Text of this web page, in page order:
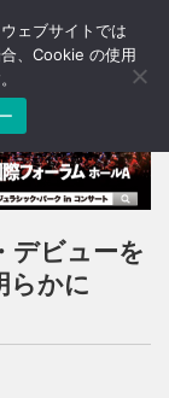
T
o
n
a
v
g
o
デビューを
らかに
ェブサイトでは
、Cookie の使用